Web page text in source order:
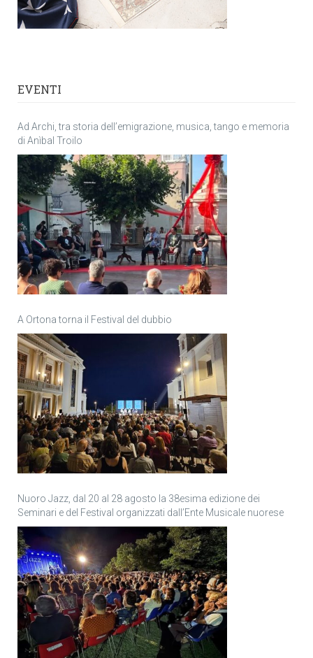
EVENTI
Ad Archi, tra storia dell’emigrazione, musica, tango e memoria
di Anìbal Troilo
A Ortona torna il Festival del dubbio
Nuoro Jazz, dal 20 al 28 agosto la 38esima edizione dei
Seminari e del Festival organizzati dall’Ente Musicale nuorese